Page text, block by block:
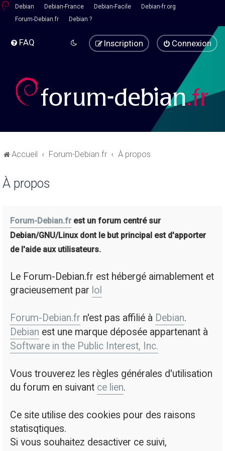
Debian Debian-France Debian-Facile
Debian-fr.org
Forum-Debian.fr
Debian ?
FAQ Connexion
Inscription
Accueil Forum-Debian.fr À propos
À propos
Forum-Debian.fr est un forum centré sur
Debian/GNU/Linux dont le but principal est d'apporter
de l'aide aux utilisateurs.
Le Forum-Debian.fr est hébergé aimablement et
gracieusement par lol
Forum-Debian.fr n'est pas affilié à Debian.
Debian est une marque déposée appartenant à
Software in the Public Interest, Inc.
Vous trouverez les règles générales d'utilisation
du forum en suivant ce lien.
Ce site utilise des cookies pour des raisons
statisqtiques.
Si vous souhaitez desactiver ce suivi,